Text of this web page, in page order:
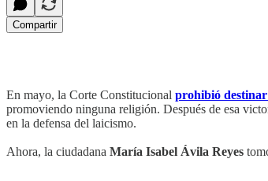
Compartir
En mayo, la Corte Constitucional prohibió
promoviendo ninguna religión. Después de esa
en la defensa del laicismo.
Ahora, la ciudadana María Isabel Ávila Reyes